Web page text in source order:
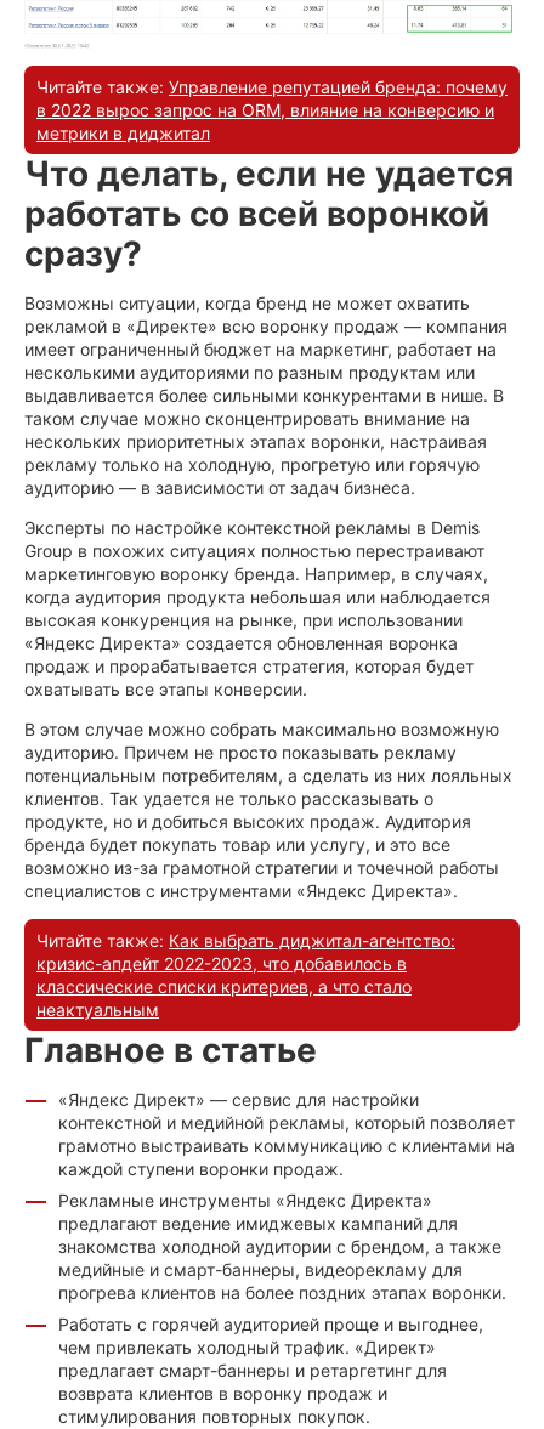
Читайте также: Управление репутацией бренда: почему
в 2022 вырос запрос на ORM, влияние на конверсию и
метрики в диджитал
Что делать, если не удается
работать со всей воронкой
сразу?
Возможны ситуации, когда бренд не может охватить
рекламой в «Директе» всю воронку продаж — компания
имеет ограниченный бюджет на маркетинг, работает на
несколькими аудиториями по разным продуктам или
выдавливается более сильными конкурентами в нише. В
таком случае можно сконцентрировать внимание на
нескольких приоритетных этапах воронки, настраивая
рекламу только на холодную, прогретую или горячую
аудиторию — в зависимости от задач бизнеса.
Эксперты по настройке контекстной рекламы в Demis
Group в похожих ситуациях полностью перестраивают
маркетинговую воронку бренда. Например, в случаях,
когда аудитория продукта небольшая или наблюдается
высокая конкуренция на рынке, при использовании
«Яндекс Директа» создается обновленная воронка
продаж и прорабатывается стратегия, которая будет
охватывать все этапы конверсии.
В этом случае можно собрать максимально возможную
аудиторию. Причем не просто показывать рекламу
потенциальным потребителям, а сделать из них лояльных
клиентов. Так удается не только рассказывать о
продукте, но и добиться высоких продаж. Аудитория
бренда будет покупать товар или услугу, и это все
возможно из-за грамотной стратегии и точечной работы
специалистов с инструментами «Яндекс Директа».
Читайте также: Как выбрать диджитал-агентство:
кризис-апдейт 2022-2023, что добавилось в
классические списки критериев, а что стало
неактуальным
Главное в статье
«Яндекс Директ» — сервис для настройки
контекстной и медийной рекламы, который позволяет
грамотно выстраивать коммуникацию с клиентами на
каждой ступени воронки продаж.
Рекламные инструменты «Яндекс Директа»
предлагают ведение имиджевых кампаний для
знакомства холодной аудитории с брендом, а также
медийные и смарт-баннеры, видеорекламу для
прогрева клиентов на более поздних этапах воронки.
Работать с горячей аудиторией проще и выгоднее,
чем привлекать холодный трафик. «Директ»
предлагает смарт-баннеры и ретаргетинг для
возврата клиентов в воронку продаж и
стимулирования повторных покупок.